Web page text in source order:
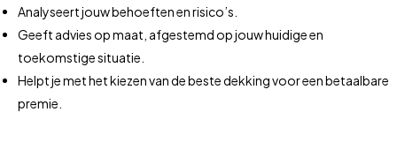
Analyseert jouw behoeften en risico’s.
Geeft advies op maat, afgestemd op jouw huidige en
toekomstige situatie.
Helpt je met het kiezen van de beste dekking voor een betaalbare
premie.